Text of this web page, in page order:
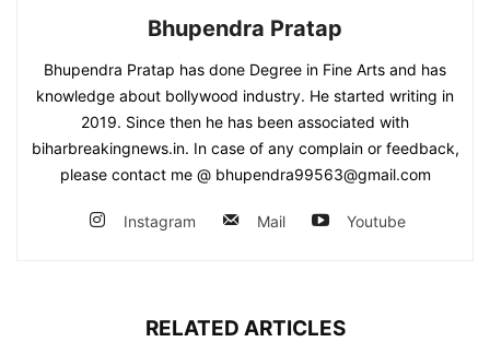
Bhupendra Pratap
Bhupendra Pratap has done Degree in Fine Arts and has
knowledge about bollywood industry. He started writing in
2019. Since then he has been associated with
biharbreakingnews.in. In case of any complain or feedback,
please contact me @ bhupendra99563@gmail.com
Instagram Mail Youtube
RELATED ARTICLES